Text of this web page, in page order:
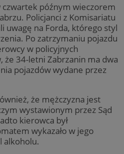
czwartek późnym wieczorem
Policjanci z Komisariatu
uwagę na Forda, którego styl
Po zatrzymaniu pojazdu
w policyjnych
że 34-letni Zabrzanin ma dwa
pojazdów wydane przez
że mężczyzna jest
wystawionym przez Sąd
kierowca był
wykazało w jego
alkoholu.